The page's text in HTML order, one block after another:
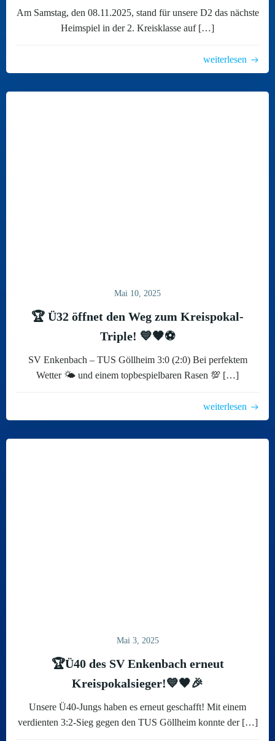
Am Samstag, den 08.11.2025, stand für unsere D2 das nächste
Heimspiel in der 2. Kreisklasse auf […]
weiterlesen
Mai 10, 2025
🏆 Ü32 öffnet den Weg zum Kreispokal-
Triple! 💙🖤⚽️
SV Enkenbach – TUS Göllheim 3:0 (2:0) Bei perfektem
Wetter 🌤️ und einem topbespielbaren Rasen 💯 […]
weiterlesen
Mai 3, 2025
🏆Ü40 des SV Enkenbach erneut
Kreispokalsieger!💙🖤🎉
Unsere Ü40-Jungs haben es erneut geschafft! Mit einem
verdienten 3:2-Sieg gegen den TUS Göllheim konnte der […]